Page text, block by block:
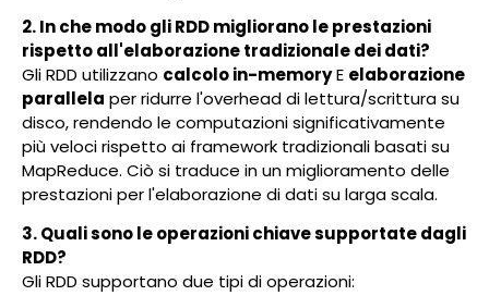
2. In che modo gli RDD migliorano le prestazioni
rispetto all'elaborazione tradizionale dei dati?
Gli RDD utilizzano calcolo in-memoryE elaborazione
parallela per ridurre l'overhead di lettura/scrittura su
disco, rendendo le computazioni significativamente
più veloci rispetto ai framework tradizionali basati su
MapReduce. Ciò si traduce in un miglioramento delle
prestazioni per l'elaborazione di dati su larga scala.
3. Quali sono le operazioni chiave supportate dagli
RDD?
Gli RDD supportano due tipi di operazioni: